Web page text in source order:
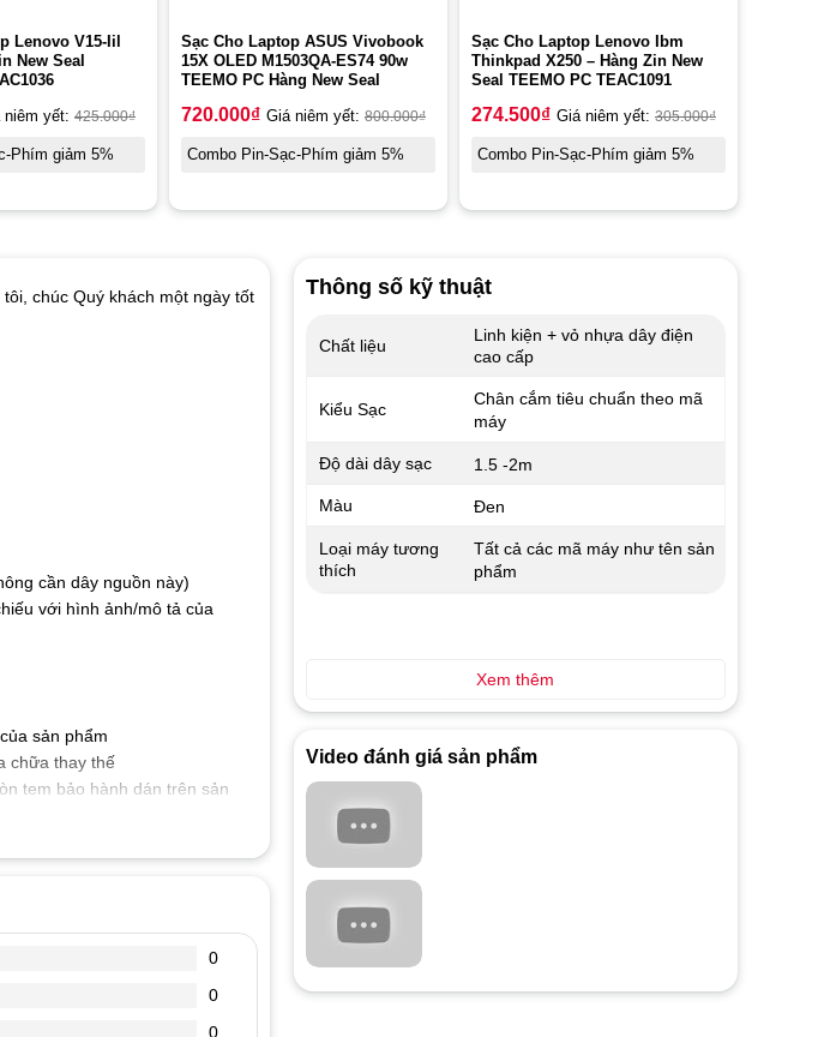
Lenovo V15-Iil
New Seal
niêm yết: 425.000₫
Phím giảm 5%
Sạc Cho Laptop ASUS Vivobook
15X OLED M1503QA-ES74 90w
TEEMO PC Hàng New Seal
720.000₫ Giá niêm yết: 800.000₫
Combo Pin-Sạc-Phím giảm 5%
Sạc Cho Laptop Lenovo Ibm
Thinkpad X250 – Hàng Zin New
Seal TEEMO PC TEAC1091
274.500₫ Giá niêm yết: 305.000₫
Combo Pin-Sạc-Phím giảm 5%
chúc Quý khách một ngày tốt
cần dây nguồn này)
với hình ảnh/mô tả của
sản phẩm
chữa thay thế
tem bảo hành dán trên sản
của bạn yêu cầu, cấp nguồn
cháy nổ, không gây ảnh
bảo vệ mạch điện bên trong
0
0
0
Thông số kỹ thuật
Chất liệu
Linh kiện + vỏ nhựa dây điện
cao cấp
Kiểu Sạc
Chân cắm tiêu chuẩn theo mã
máy
Độ dài dây sạc 1.5 -2m
Màu Đen
Loại máy tương
thích
Tất cả các mã máy như tên sản
phẩm
Xem thêm
Video đánh giá sản phẩm